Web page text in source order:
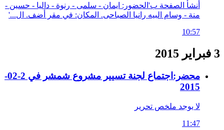
أنشأ الصفحة ب'الحضور: ايمان - سلمى - رنوة - داليا - حسين -
منة - وسام البيه رانيا الصباحى. المكان: في مقر أضف. ال...'
10:57
3 فبراير 2015
محضر:اجتماع لجنة تسيير مشروع شمشر في 2-02-
2015
لا يوجد ملخص تحرير
11:47